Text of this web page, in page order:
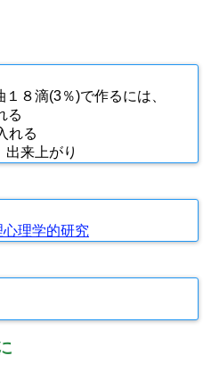
８滴(3％)で作るには、
る
れる
出来上がり
理学的研究